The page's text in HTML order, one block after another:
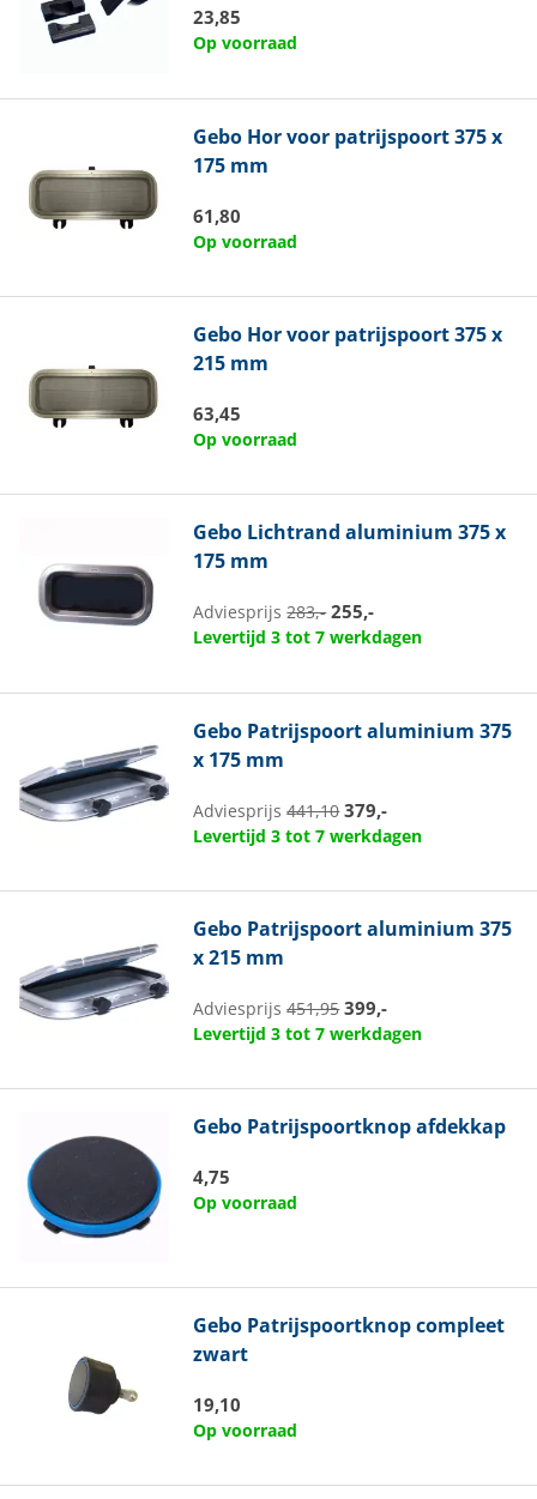
23,85
Op voorraad
Gebo Hor voor patrijspoort 375 x
175 mm
61,80
Op voorraad
Gebo Hor voor patrijspoort 375 x
215 mm
63,45
Op voorraad
Gebo Lichtrand aluminium 375 x
175 mm
Adviesprijs283,- 255,-
Levertijd 3 tot 7 werkdagen
Gebo Patrijspoort aluminium 375
x 175 mm
Adviesprijs441,10 379,-
Levertijd 3 tot 7 werkdagen
Gebo Patrijspoort aluminium 375
x 215 mm
Adviesprijs451,95 399,-
Levertijd 3 tot 7 werkdagen
Gebo Patrijspoortknop afdekkap
4,75
Op voorraad
Gebo Patrijspoortknop compleet
zwart
19,10
Op voorraad